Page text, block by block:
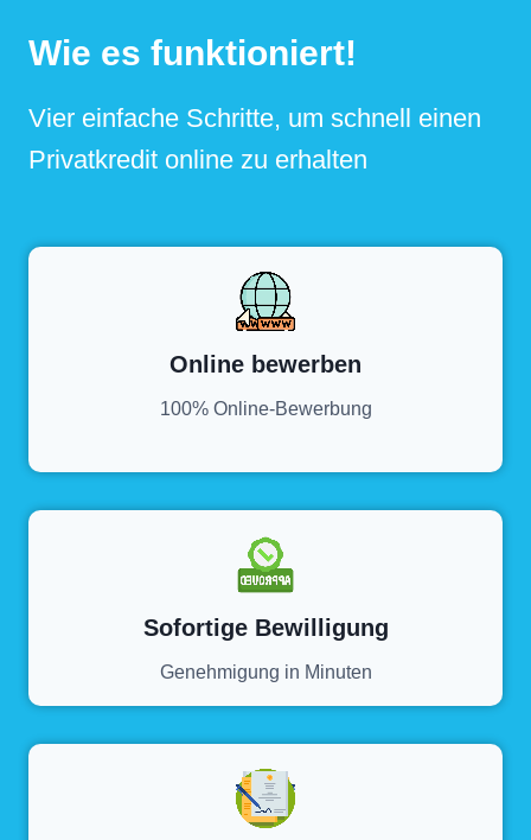
Wie es funktioniert!
Vier einfache Schritte, um schnell einen
Privatkredit online zu erhalten
Online bewerben
100% Online-Bewerbung
Sofortige Bewilligung
Genehmigung in Minuten